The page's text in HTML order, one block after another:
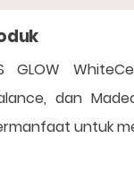
dan
untuk